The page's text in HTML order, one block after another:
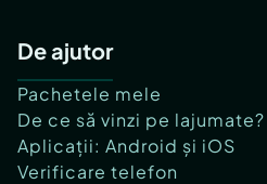
De ajutor
Pachetele mele
De ce să vinzi pe lajumate?
Aplicații: Android și iOS
Verificare telefon